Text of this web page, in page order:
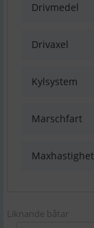
Drivmedel
Drivaxel
Kylsystem
Marschfart
Maxhastighet
Liknande båtar